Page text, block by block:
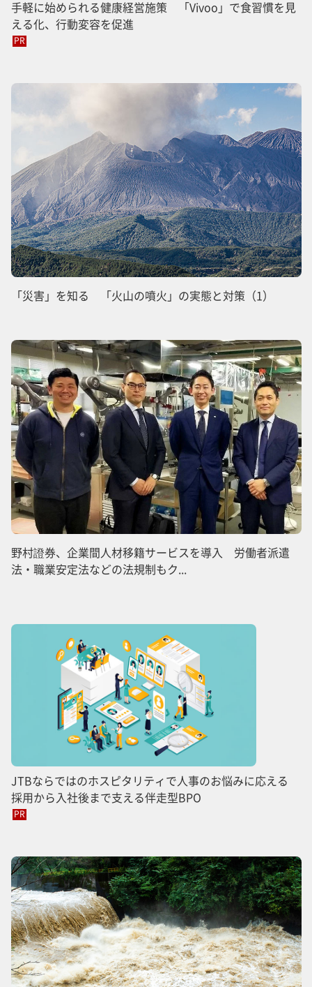
手軽に始められる健康経営施策 「Vivoo」で食習慣を見
える化、行動変容を促進
PR
「災害」を知る 「火山の噴火」の実態と対策（1）
野村證券、企業間人材移籍サービスを導入 労働者派遣
法・職業安定法などの法規制もク...
JTBならではのホスピタリティで人事のお悩みに応える
採用から入社後まで支える伴走型BPO
PR